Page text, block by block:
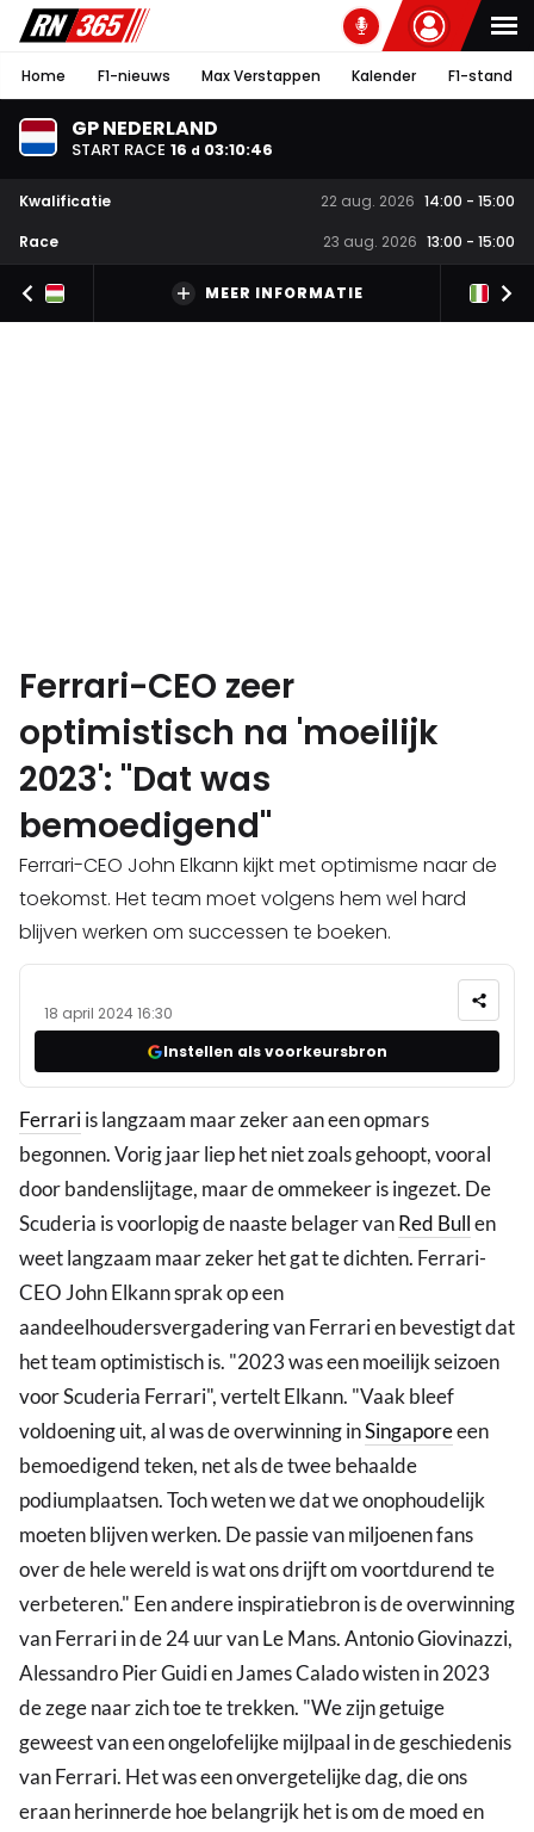
Home F1-nieuws Max Verstappen Kalender F1-stand
GP NEDERLAND
START RACE 16 d 03:10:45
Kwalificatie 22 aug. 2026 14:00 - 15:00
Race
23 aug. 2026 13:00 - 15:00
MEER INFORMATIE
Ferrari-CEO zeer
optimistisch na 'moeilijk
2023': "Dat was
bemoedigend"
Ferrari-CEO John Elkann kijkt met optimisme naar de
toekomst. Het team moet volgens hem wel hard
blijven werken om successen te boeken.
18 april 2024 16:30
Instellen als voorkeursbron
Ferrariis langzaam maar zeker aan een opmars
begonnen. Vorig jaar liep het niet zoals gehoopt, vooral
door bandenslijtage, maar de ommekeer is ingezet. De
Scuderia is voorlopig de naaste belager vanRed Bullen
weet langzaam maar zeker het gat te dichten. Ferrari-
CEO John Elkann sprak op een
aandeelhoudersvergadering van Ferrari en bevestigt dat
het team optimistisch is. "2023 was een moeilijk seizoen
voor Scuderia Ferrari", vertelt Elkann. "Vaak bleef
voldoening uit, al was de overwinning inSingaporeeen
bemoedigend teken, net als de twee behaalde
podiumplaatsen. Toch weten we dat we onophoudelijk
moeten blijven werken. De passie van miljoenen fans
over de hele wereld is wat ons drijft om voortdurend te
verbeteren." Een andere inspiratiebron is de overwinning
van Ferrari in de 24 uur van Le Mans. Antonio Giovinazzi,
Alessandro Pier Guidi en James Calado wisten in 2023
de zege naar zich toe te trekken. "We zijn getuige
geweest van een ongelofelijke mijlpaal in de geschiedenis
van Ferrari. Het was een onvergetelijke dag, die ons
eraan herinnerde hoe belangrijk het is om de moed en